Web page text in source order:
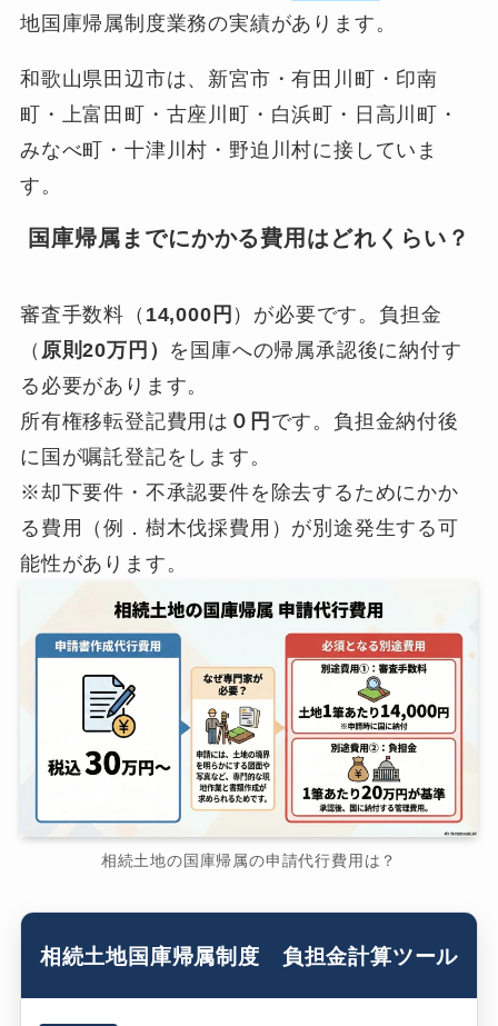
地国庫帰属制度業務の実績があります。
和歌山県田辺市は、新宮市・有田川町・印南
町・上富田町・古座川町・白浜町・日高川町・
みなべ町・十津川村・野迫川村に接していま
す。
国庫帰属までにかかる費用はどれくらい？
審査手数料（ 14,000円 ）が必要です。負担金
（ 原則20万円） を国庫への帰属承認後に納付す
る必要があります。
所有権移転登記費用は ０円 です。負担金納付後
に国が嘱託登記をします。
※却下要件・不承認要件を除去するためにかか
る費用（例．樹木伐採費用）が別途発生する可
能性があります。
相続土地の国庫帰属の申請代行費用は？
相続土地国庫帰属制度 負担金計算ツール